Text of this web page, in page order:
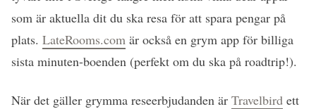
som är aktuella dit du ska resa för att spara pengar på
plats. LateRooms.com är också en grym app för billiga
sista minuten-boenden (perfekt om du ska på roadtrip!).
När det gäller grymma reseerbjudanden är Travelbird ett